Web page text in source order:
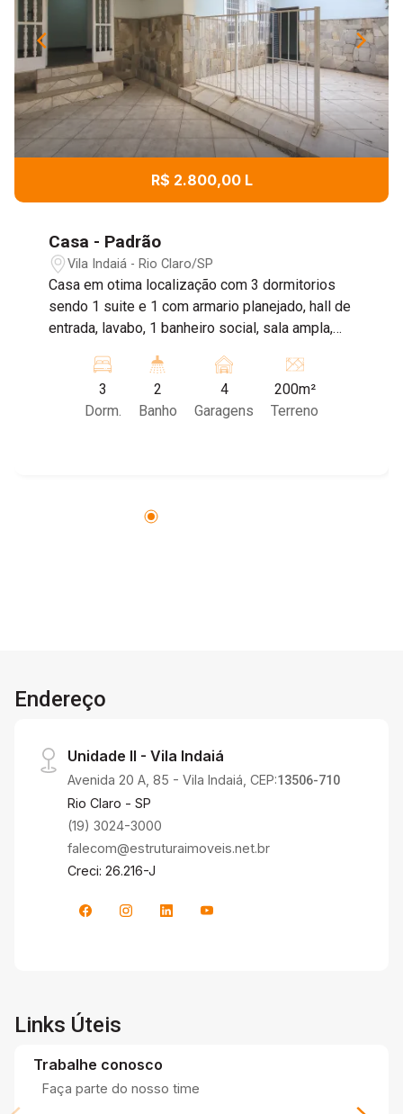
R$ 2.800,00 L
Casa - Padrão
Vila Indaiá - Rio Claro/SP
Casa em otima localização com 3 dormitorios
sendo 1 suite e 1 com armario planejado, hall de
entrada, lavabo, 1 banheiro social, sala ampla,
coberto. agende sua visita com nossos
corretores !!
3
Dorm.
2
Banho
4
Garagens
200m²
Terreno
Endereço
Unidade II - Vila Indaiá
Avenida 20 A, 85 - Vila Indaiá, CEP:13506-710
Rio Claro - SP
(19) 3024-3000
falecom@estruturaimoveis.net.br
Creci: 26.216-J
Links Úteis
Trabalhe conosco
Faça parte do nosso time